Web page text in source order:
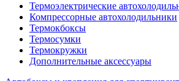
Термоэлектрические
Компрессорные автохолодильники
Термокбоксы
Термосумки
Термокружки
Дополнительные аксессуары